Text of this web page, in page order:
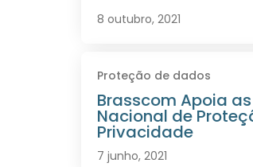
8 outubro, 2021
Proteção de dados
Brasscom Apoia
Nacional de
Privacidade
7 junho, 2021